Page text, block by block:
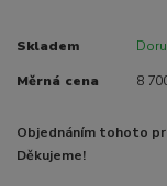
Skladem
Měrná cena 8
Objednáním tohoto
Děkujeme!